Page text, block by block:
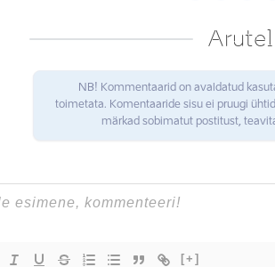
NB! Kommentaarid on avaldatud
toimetata. Komentaaride sisu ei pruugi
märkad sobimatut postitust,
[+]